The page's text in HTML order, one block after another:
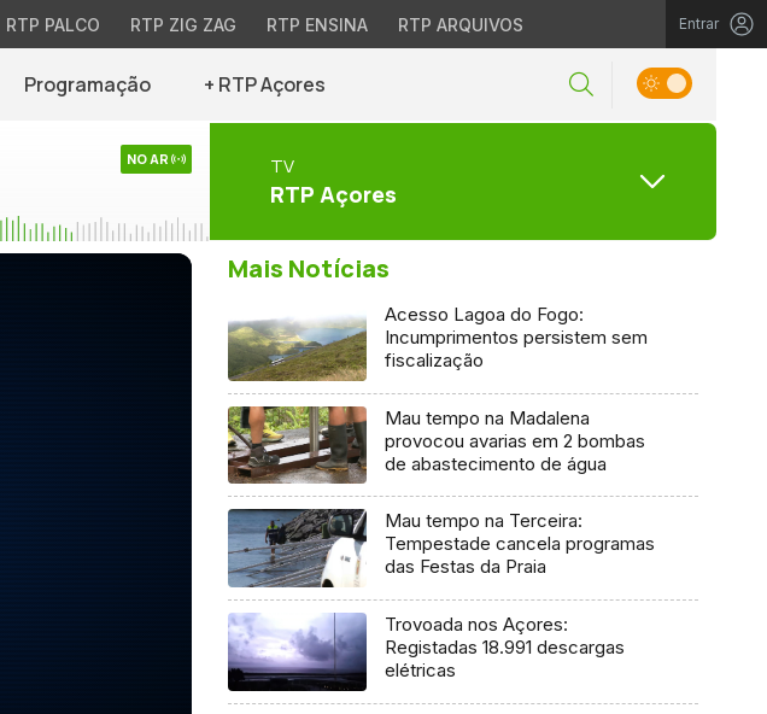
RTP PALCO RTP ZIG ZAG RTP ENSINA RTP ARQUIVOS Entrar
Programação + RTP Açores
NO AR TV
RTP Açores
Mais Notícias
Acesso Lagoa do Fogo:
Incumprimentos persistem sem
fiscalização
Mau tempo na Madalena
provocou avarias em 2 bombas
de abastecimento de água
Mau tempo na Terceira:
Tempestade cancela programas
das Festas da Praia
Trovoada nos Açores:
Registadas 18.991 descargas
elétricas